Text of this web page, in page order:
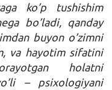
ko’p tushishim
bo’ladi, qanday
buyon o’zimni
va hayotim sifatini
holatni
– psixologiyani